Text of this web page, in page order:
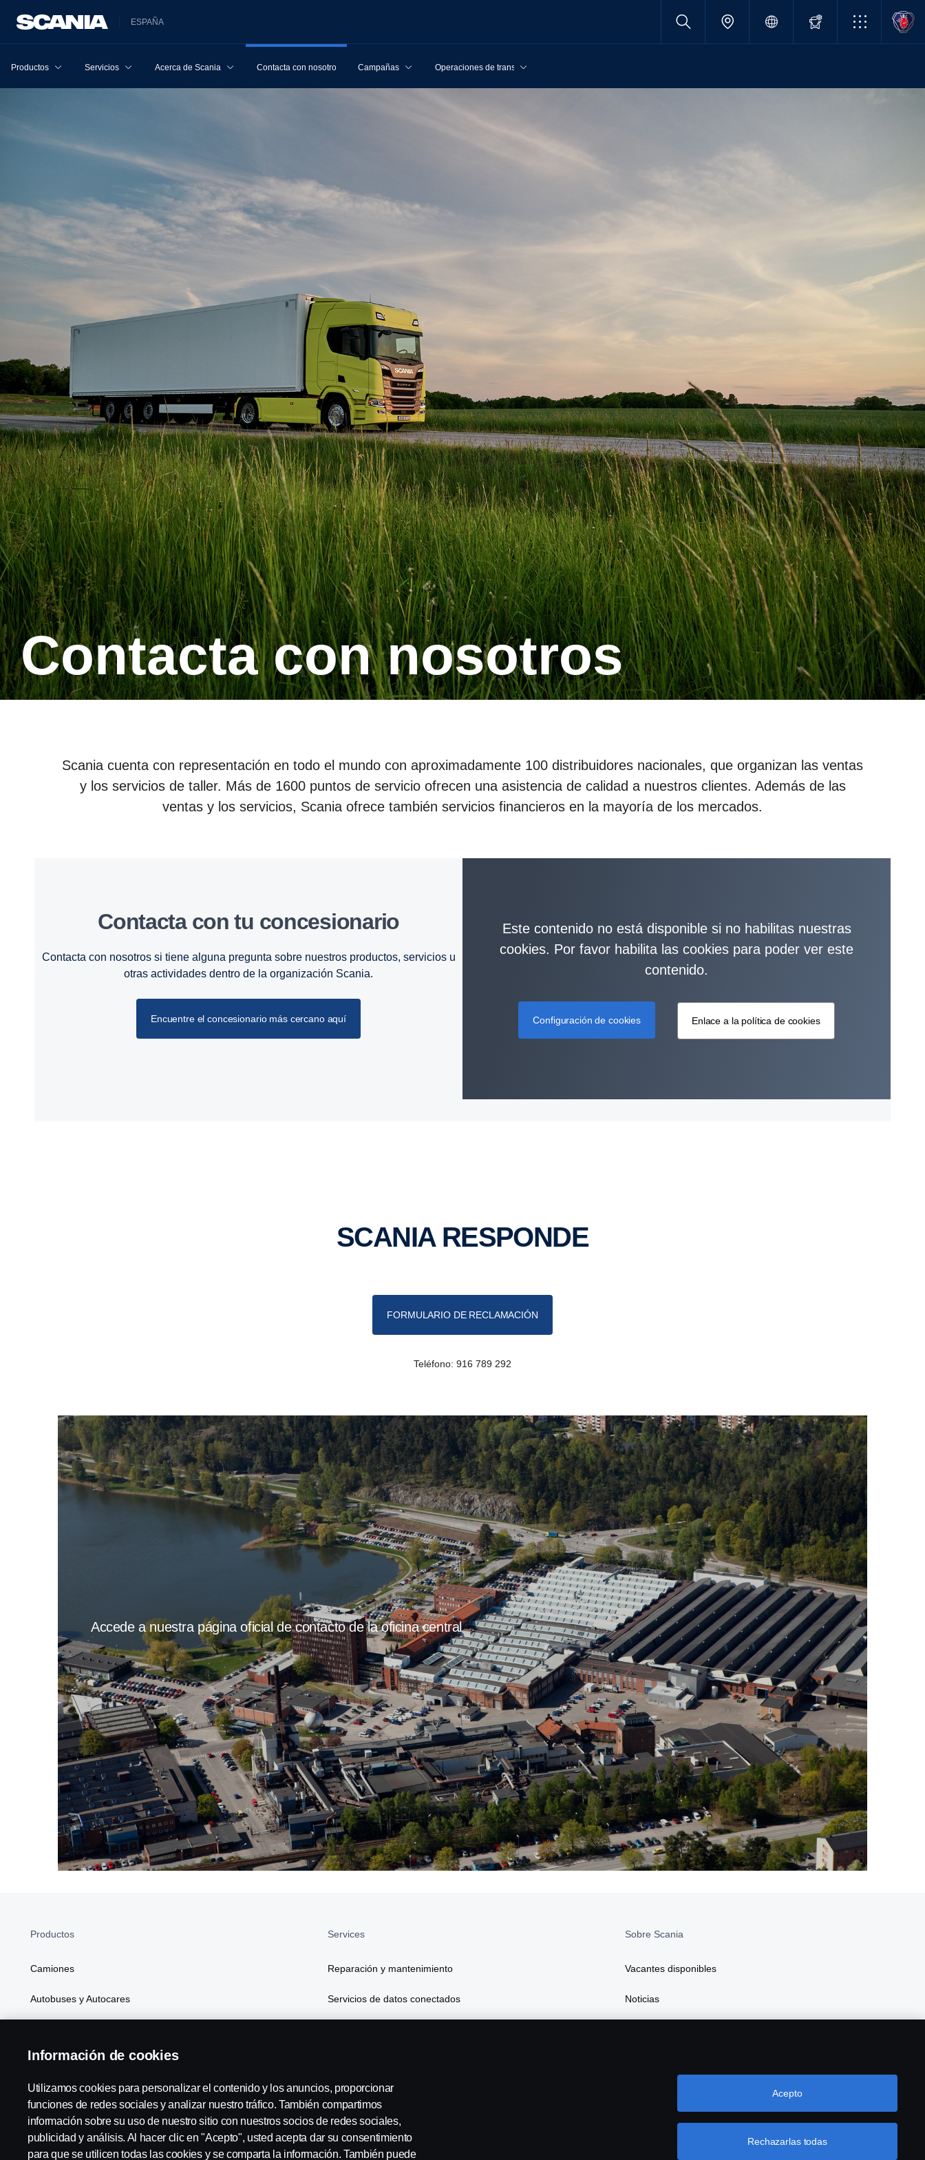
ESPAÑA
Productos Servicios Acerca de Scania Contacta con nosotros Campañas Operaciones de transporte
Contacta con nosotros
Scania cuenta con representación en todo el mundo con aproximadamente 100 distribuidores nacionales, que organizan las ventas
y los servicios de taller. Más de 1600 puntos de servicio ofrecen una asistencia de calidad a nuestros clientes. Además de las
ventas y los servicios, Scania ofrece también servicios financieros en la mayoría de los mercados.
Contacta con tu conce­sio­nario
Contacta con nosotros si tiene alguna pregunta sobre nuestros productos, servicios u
otras actividades dentro de la organización Scania.
Encuentre el concesionario más cercano aquí
Este contenido no está disponible si no habilitas nuestras
cookies. Por favor habilita las cookies para poder ver este
contenido.
Configuración de cookies Enlace a la política de cookies
SCANIA RESPONDE
FORMULARIO DE RECLAMACIÓN
Teléfono: 916 789 292
Accede a nuestra página oficial de contacto de la oficina central
Productos
Camiones
Autobuses y Autocares
Atributos
Services
Reparación y mantenimiento
Servicios de datos conectados
Sobre Scania
Vacantes disponibles
Noticias
Scania in Your Region: España
Información de cookies
Utilizamos cookies para personalizar el contenido y los anuncios, proporcionar
funciones de redes sociales y analizar nuestro tráfico. También compartimos
información sobre su uso de nuestro sitio con nuestros socios de redes sociales,
publicidad y análisis. Al hacer clic en "Acepto", usted acepta dar su consentimiento
para que se utilicen todas las cookies y se comparta la información. También puede
Rechazarlas todas
Acepto